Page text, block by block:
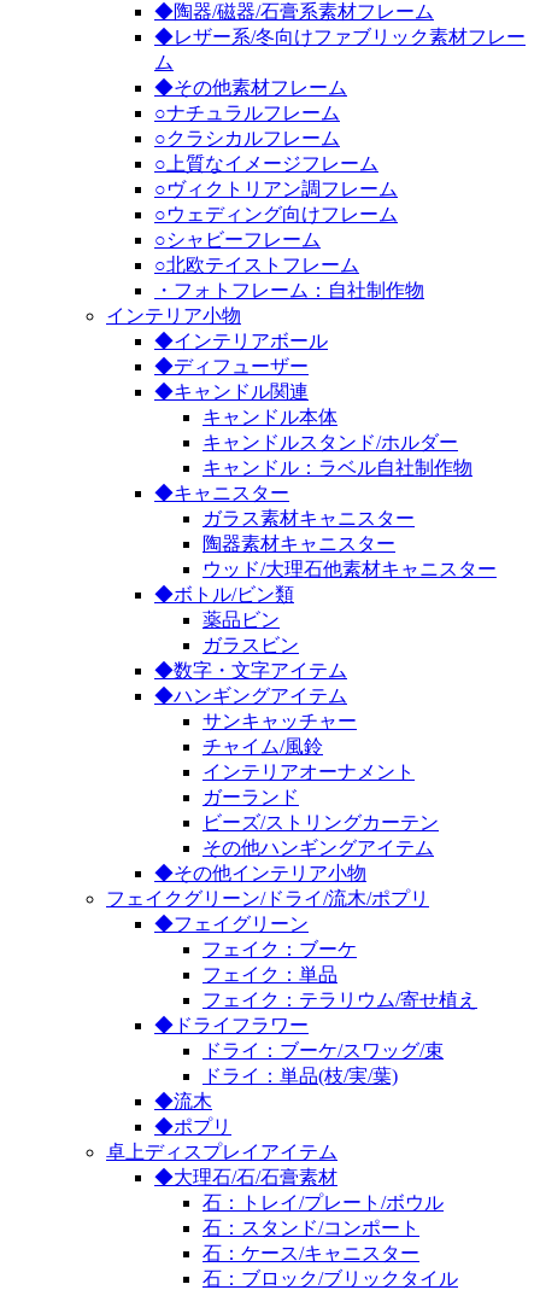
◆陶器/磁器/石膏系素材フレーム
◆レザー系/冬向けファブリック素材フレー
ム
◆その他素材フレーム
○ナチュラルフレーム
○クラシカルフレーム
○上質なイメージフレーム
○ヴィクトリアン調フレーム
○ウェディング向けフレーム
○シャビーフレーム
○北欧テイストフレーム
・フォトフレーム：自社制作物
インテリア小物
◆インテリアボール
◆ディフューザー
◆キャンドル関連
キャンドル本体
キャンドルスタンド/ホルダー
キャンドル：ラベル自社制作物
◆キャニスター
ガラス素材キャニスター
陶器素材キャニスター
ウッド/大理石他素材キャニスター
◆ボトル/ビン類
薬品ビン
ガラスビン
◆数字・文字アイテム
◆ハンギングアイテム
サンキャッチャー
チャイム/風鈴
インテリアオーナメント
ガーランド
ビーズ/ストリングカーテン
その他ハンギングアイテム
◆その他インテリア小物
フェイクグリーン/ドライ/流木/ポプリ
◆フェイグリーン
フェイク：ブーケ
フェイク：単品
フェイク：テラリウム/寄せ植え
◆ドライフラワー
ドライ：ブーケ/スワッグ/束
ドライ：単品(枝/実/葉)
◆流木
◆ポプリ
卓上ディスプレイアイテム
◆大理石/石/石膏素材
石：トレイ/プレート/ボウル
石：スタンド/コンポート
石：ケース/キャニスター
石：ブロック/ブリックタイル